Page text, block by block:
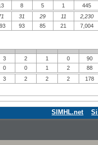
8 5 1
445
31 29 11
2,230
93 85 21 7,004
3 2 1 0
90
0 0 1 2
88
3 2 2 2 178
SIMHL.net